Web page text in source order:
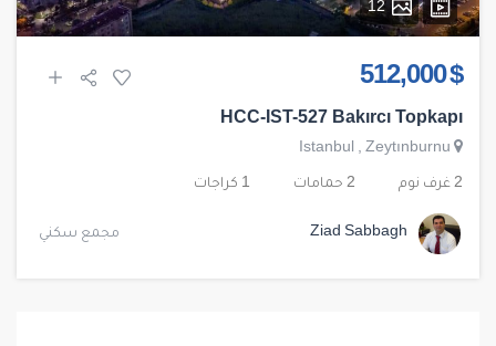
12
$ 512,000
HCC-IST-527 Bakırcı Topkapı
Istanbul , Zeytınburnu
2 غرف نوم 2 حمامات 1 كراجات
Ziad Sabbagh مجمع سكني